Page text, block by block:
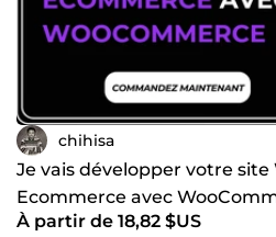
chihisa
Je vais développer votre site
Ecommerce avec
À partir de 18,82 $US